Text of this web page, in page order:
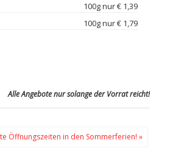
100g nur € 1,39
100g nur € 1,79
Alle Angebote nur solange der Vorrat reicht!
Öffnungszeiten in den Sommerferien! »